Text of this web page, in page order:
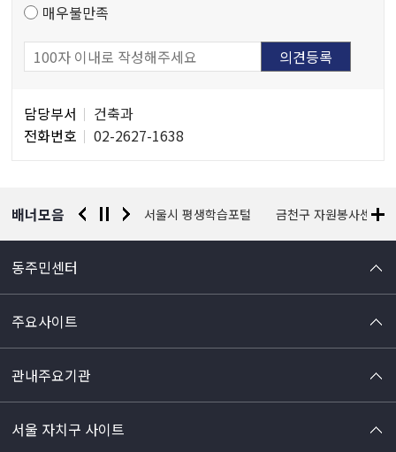
매우불만족
당
자
담당부서
건축과
전화번호
02-2627-1638
배너모음
찰청 유실물 통합포털 서울시 평생학습포털 금천구 자원봉사센터
동주민센터
주요사이트
관내주요기관
서울 자치구 사이트